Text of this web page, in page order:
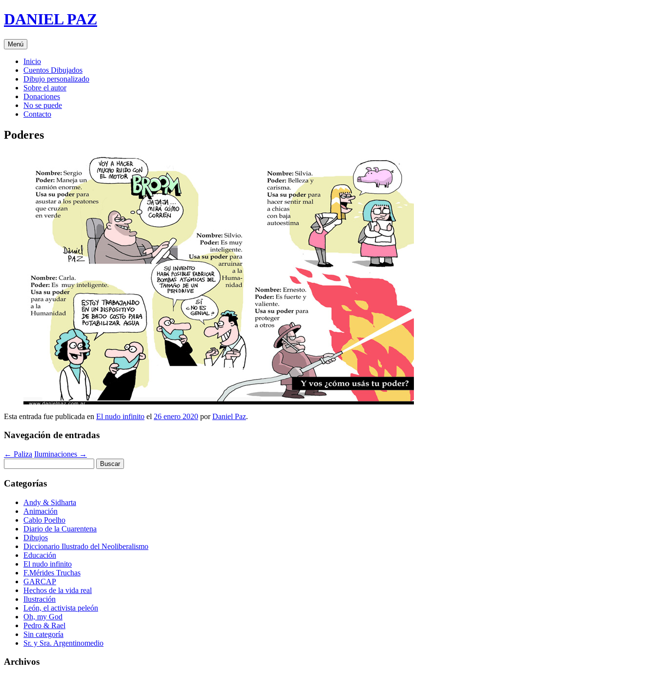
Saltar
al
DANIEL PAZ
Menú
Inicio
Cuentos Dibujados
Dibujo personalizado
Sobre el autor
Donaciones
No se puede
Contacto
Poderes
Esta entrada fue publicada en El nudo infinito el 26 enero 2020 porDaniel Paz.
Navegación de entradas
← Paliza Iluminaciones →
Categorías
Andy & Sidharta
Animación
Cablo Poelho
Diario de la Cuarentena
Dibujos
Diccionario Ilustrado del Neoliberalismo
Educación
El nudo infinito
F.Mérides Truchas
GARCAP
Hechos de la vida real
Ilustración
León, el activista peleón
Oh, my God
Pedro & Rael
Sin categoría
Sr. y Sra. Argentinomedio
Archivos